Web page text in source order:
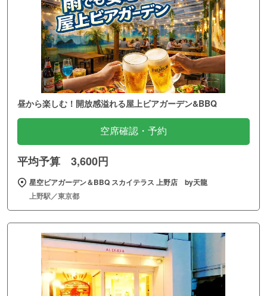
昼から楽しむ！開放感溢れる屋上ビアガーデン&BBQ
空席確認・予約
平均予算 3,600円
星空ビアガーデン＆BBQ スカイテラス 上野店 by天龍
上野駅／東京都